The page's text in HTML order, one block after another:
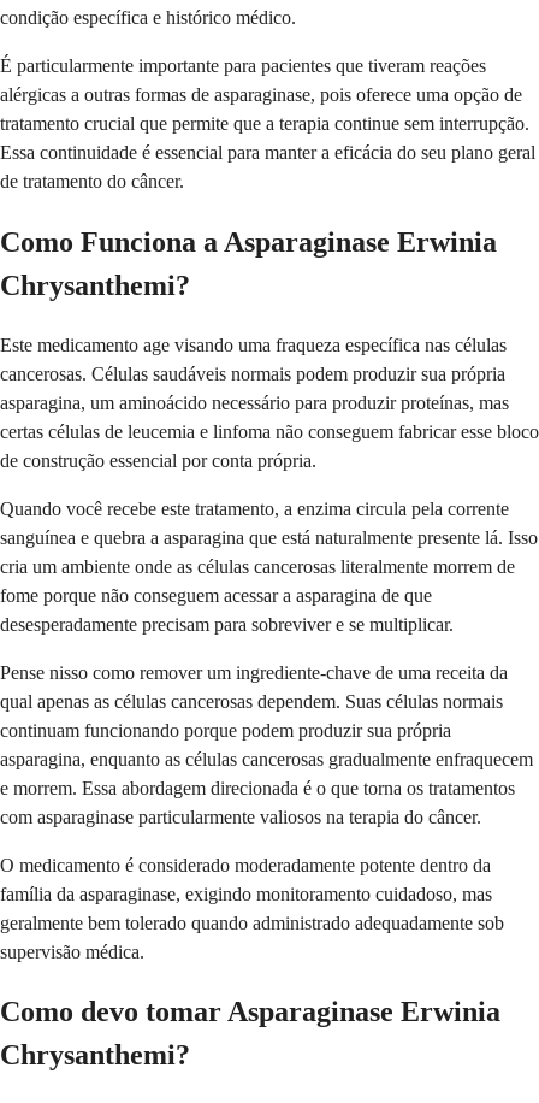
condição específica e histórico médico.
É particularmente importante para pacientes que tiveram reações
alérgicas a outras formas de asparaginase, pois oferece uma opção de
tratamento crucial que permite que a terapia continue sem interrupção.
Essa continuidade é essencial para manter a eficácia do seu plano geral
de tratamento do câncer.
Como Funciona a Asparaginase Erwinia
Chrysanthemi?
Este medicamento age visando uma fraqueza específica nas células
cancerosas. Células saudáveis normais podem produzir sua própria
asparagina, um aminoácido necessário para produzir proteínas, mas
certas células de leucemia e linfoma não conseguem fabricar esse bloco
de construção essencial por conta própria.
Quando você recebe este tratamento, a enzima circula pela corrente
sanguínea e quebra a asparagina que está naturalmente presente lá. Isso
cria um ambiente onde as células cancerosas literalmente morrem de
fome porque não conseguem acessar a asparagina de que
desesperadamente precisam para sobreviver e se multiplicar.
Pense nisso como remover um ingrediente-chave de uma receita da
qual apenas as células cancerosas dependem. Suas células normais
continuam funcionando porque podem produzir sua própria
asparagina, enquanto as células cancerosas gradualmente enfraquecem
e morrem. Essa abordagem direcionada é o que torna os tratamentos
com asparaginase particularmente valiosos na terapia do câncer.
O medicamento é considerado moderadamente potente dentro da
família da asparaginase, exigindo monitoramento cuidadoso, mas
geralmente bem tolerado quando administrado adequadamente sob
supervisão médica.
Como devo tomar Asparaginase Erwinia
Chrysanthemi?